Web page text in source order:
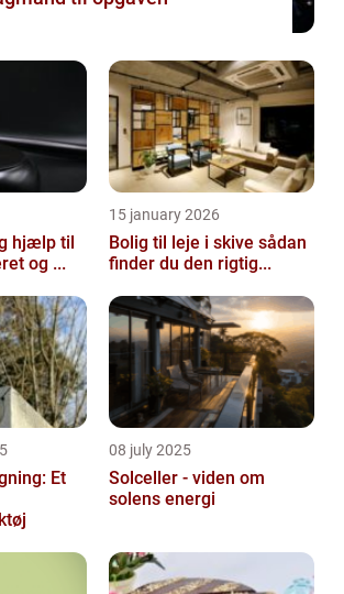
og ...
15 january 2026
Bolig til leje i skive sådan
finder du den rigtig...
Et
08 july 2025
Solceller - viden om
solens energi